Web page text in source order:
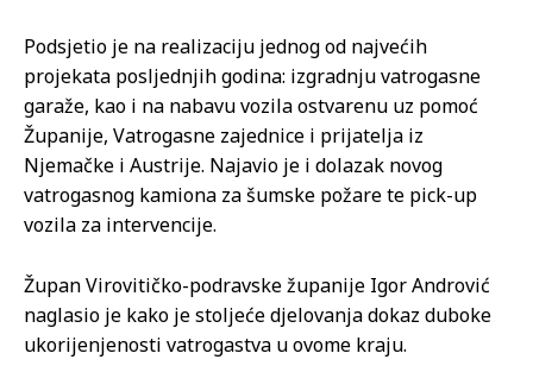
Podsjetio je na realizaciju jednog od najvećih
projekata posljednjih godina: izgradnju vatrogasne
garaže, kao i na nabavu vozila ostvarenu uz pomoć
Županije, Vatrogasne zajednice i prijatelja iz
Njemačke i Austrije. Najavio je i dolazak novog
vatrogasnog kamiona za šumske požare te pick-up
vozila za intervencije.
Župan Virovitičko-podravske županije Igor Andrović
naglasio je kako je stoljeće djelovanja dokaz duboke
ukorijenjenosti vatrogastva u ovome kraju.